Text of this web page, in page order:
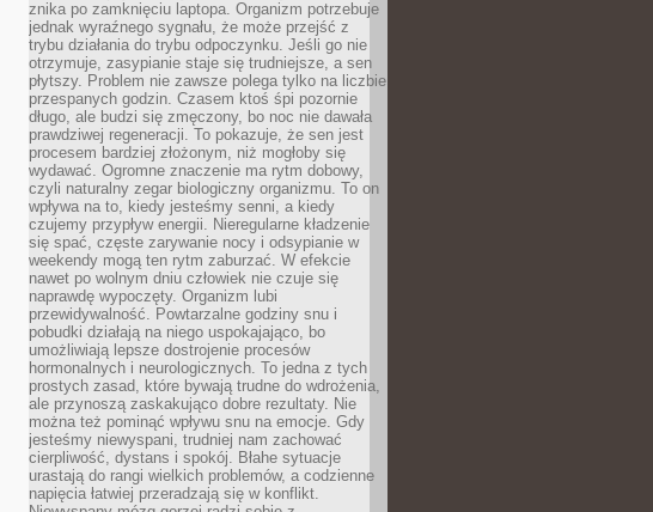
znika po zamknięciu laptopa. Organizm potrzebuje
jednak wyraźnego sygnału, że może przejść z
trybu działania do trybu odpoczynku. Jeśli go nie
otrzymuje, zasypianie staje się trudniejsze, a sen
płytszy. Problem nie zawsze polega tylko na liczbie
przespanych godzin. Czasem ktoś śpi pozornie
długo, ale budzi się zmęczony, bo noc nie dawała
prawdziwej regeneracji. To pokazuje, że sen jest
procesem bardziej złożonym, niż mogłoby się
wydawać. Ogromne znaczenie ma rytm dobowy,
czyli naturalny zegar biologiczny organizmu. To on
wpływa na to, kiedy jesteśmy senni, a kiedy
czujemy przypływ energii. Nieregularne kładzenie
się spać, częste zarywanie nocy i odsypianie w
weekendy mogą ten rytm zaburzać. W efekcie
nawet po wolnym dniu człowiek nie czuje się
naprawdę wypoczęty. Organizm lubi
przewidywalność. Powtarzalne godziny snu i
pobudki działają na niego uspokajająco, bo
umożliwiają lepsze dostrojenie procesów
hormonalnych i neurologicznych. To jedna z tych
prostych zasad, które bywają trudne do wdrożenia,
ale przynoszą zaskakująco dobre rezultaty. Nie
można też pominąć wpływu snu na emocje. Gdy
jesteśmy niewyspani, trudniej nam zachować
cierpliwość, dystans i spokój. Błahe sytuacje
urastają do rangi wielkich problemów, a codzienne
napięcia łatwiej przeradzają się w konflikt.